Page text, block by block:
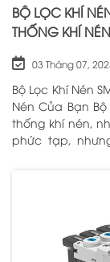
BỘ LỌC KHÍ
THỐNG KHÍ
03 Tháng 07,
Bộ Lọc Khí Nén
Nén Của Bạn Bộ Lọc Khí Nén SMC Là Gì? Khi nhắc đến hệ
thống khí nén,
phức tạp,